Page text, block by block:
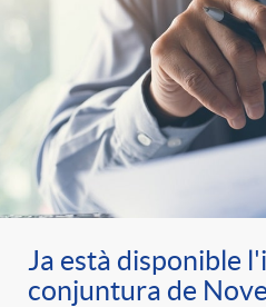
Ja està disponible
conjuntura de